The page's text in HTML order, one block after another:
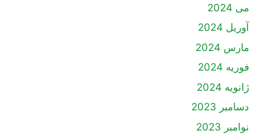
می 2024
آوریل 2024
مارس 2024
فوریه 2024
ژانویه 2024
دسامبر 2023
نوامبر 2023